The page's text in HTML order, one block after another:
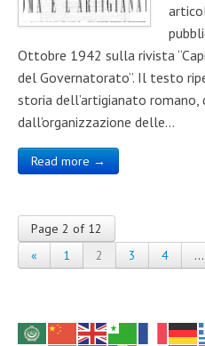
Ottobre 1942 sulla rivista
del Governatorato”. Il testo
storia dell’artigianato romano,
dall’organizzazione delle…
Read more →
Page 2 of 12
«
1 2 3 4 …